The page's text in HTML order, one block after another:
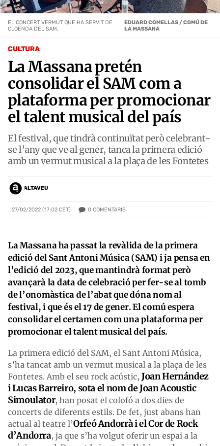
CULTURA
La Massana pretén
consolidar el SAM com a
plataforma per promocionar
el talent musical del país
El festival, que tindrà continuïtat però celebrant-
se l’any que ve al gener, tanca la primera edició
amb un vermut musical a la plaça de les Fontetes
ALTAVEU
27/02/2022 (17:02 CET) 0 COMENTARIS
EL CONCERT VERMUT QUE HA SERVIT DE
CLOENDA DEL SAM.
EDUARD COMELLAS / COMÚ DE
LA MASSANA
La Massana ha passat la revàlida de la primera
edició del Sant Antoni Música (SAM) i ja pensa en
l’edició del 2023, que mantindrà format però
avançarà la data de celebració per fer-se al tomb
de l’onomàstica de l’abat que dóna nom al
festival, i que és el 17 de gener. El comú espera
consolidar el certamen com una plataforma per
promocionar el talent musical del país.
La primera edició del SAM, el Sant Antoni Música,
s’ha tancat amb un vermut musical a la plaça de les
Fontetes. Amb el seu rock acústic, Joan Hernández
i Lucas Barreiro, sota el nom de Joan Acoustic
Simoulator, han posat el colofó a dos dies de
concerts de diferents estils. De fet, just abans han
actual al teatre l’Orfeó Andorrà i el Cor de Rock
d’Andorra, ja que s’ha volgut oferir un espai a la